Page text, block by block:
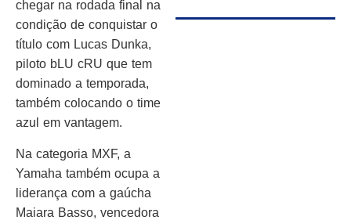
chegar na rodada final na
condição de conquistar o
título com Lucas Dunka,
piloto bLU cRU que tem
dominado a temporada,
também colocando o time
azul em vantagem.
Na categoria MXF, a
Yamaha também ocupa a
liderança com a gaúcha
Maiara Basso, vencedora